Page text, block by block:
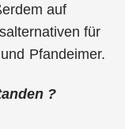
auf
für
Pfandeimer.
?